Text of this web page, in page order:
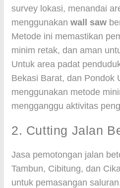
survey lokasi, menandai
menggunakan wall saw
Metode ini memastikan
minim retak, dan aman
Untuk area padat
Bekasi Barat, dan Pondok
menggunakan metode
mengganggu aktivitas
2. Cutting Jalan
Jasa pemotongan jalan
Tambun, Cibitung, dan
untuk pemasangan